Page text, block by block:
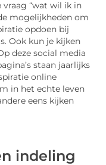
“wat wil ik in
mogelijkheden om
opdoen bij
Ook kun je kijken
deze social media
staan jaarlijks
online
in het echte leven
eens kijken
indeling